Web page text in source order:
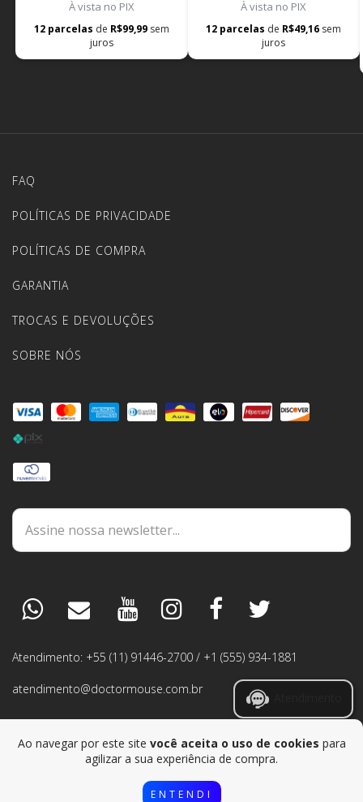
Ao navegar por este site você aceita o uso de cookies para
agilizar a sua experiência de compra.
ENTENDI
À vista no PIX
12 parcelas de R$99,99 sem
juros
À vista no PIX
12 parcelas de R$49,16 sem
juros
FAQ
POLÍTICAS DE PRIVACIDADE
POLÍTICAS DE COMPRA
GARANTIA
TROCAS E DEVOLUÇÕES
SOBRE NÓS
Atendimento: +55 (11) 91446-2700 / +1 (555) 934-1881
atendimento@doctormouse.com.br
DÚVIDAS
GARANTIA